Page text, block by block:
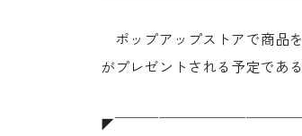
ポップアップストアで商品
がプレゼントされる予定であ
◤￣￣￣￣￣￣￣￣￣￣￣￣